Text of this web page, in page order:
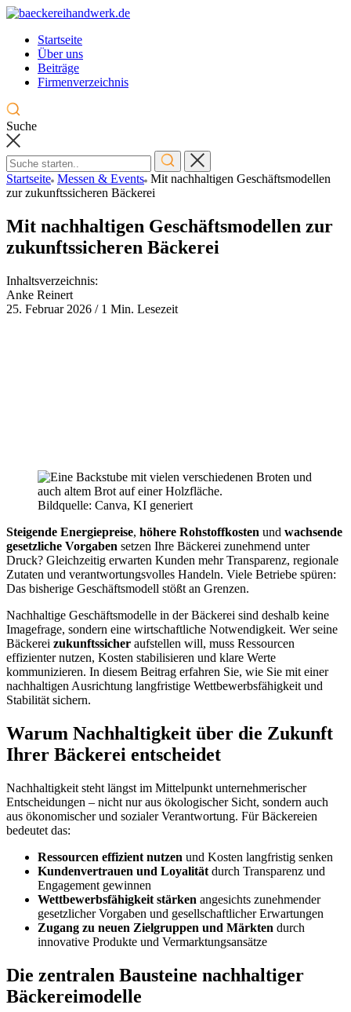
Skip
contentStartseite
Über uns
Beiträge
Firmenverzeichnis
Suche
Startseite Messen & Events Mit nachhaltigen Geschäftsmodellen
zur zukunftssicheren Bäckerei
Mit nachhaltigen Geschäftsmodellen zur
zukunftssicheren Bäckerei
Inhaltsverzeichnis:
Anke Reinert
25. Februar 2026 /1 Min. Lesezeit
Bildquelle: Canva, KI generiert
Steigende Energiepreise, höhere Rohstoffkosten und wachsende
gesetzliche Vorgaben setzen Ihre Bäckerei zunehmend unter
Druck? Gleichzeitig erwarten Kunden mehr Transparenz, regionale
Zutaten und verantwortungsvolles Handeln. Viele Betriebe spüren:
Das bisherige Geschäftsmodell stößt an Grenzen.
Nachhaltige Geschäftsmodelle in der Bäckerei sind deshalb keine
Imagefrage, sondern eine wirtschaftliche Notwendigkeit. Wer seine
Bäckerei zukunftssicher aufstellen will, muss Ressourcen
effizienter nutzen, Kosten stabilisieren und klare Werte
kommunizieren. In diesem Beitrag erfahren Sie, wie Sie mit einer
nachhaltigen Ausrichtung langfristige Wettbewerbsfähigkeit und
Stabilität sichern.
Warum Nachhaltigkeit über die Zukunft
Ihrer Bäckerei entscheidet
Nachhaltigkeit steht längst im Mittelpunkt unternehmerischer
Entscheidungen – nicht nur aus ökologischer Sicht, sondern auch
aus ökonomischer und sozialer Verantwortung. Für Bäckereien
bedeutet das:
Ressourcen effizient nutzen und Kosten langfristig senken
Kundenvertrauen und Loyalität durch Transparenz und
Engagement gewinnen
Wettbewerbsfähigkeit stärken angesichts zunehmender
gesetzlicher Vorgaben und gesellschaftlicher Erwartungen
Zugang zu neuen Zielgruppen und Märkten durch
innovative Produkte und Vermarktungsansätze
Die zentralen Bausteine nachhaltiger
Bäckereimodelle